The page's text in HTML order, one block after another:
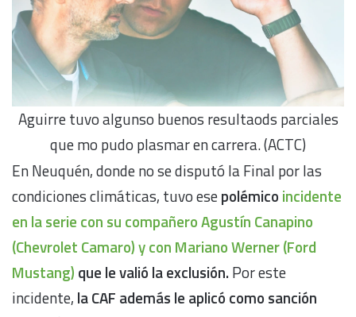
Aguirre tuvo algunso buenos resultaods parciales
que mo pudo plasmar en carrera. (ACTC)
En Neuquén, donde no se disputó la Final por las
condiciones climáticas, tuvo esepolémico incidente
en la serie con su compañero Agustín Canapino
(Chevrolet Camaro) y con Mariano Werner (Ford
Mustang) que le valió la exclusión. Por este
incidente, la CAF además le aplicó como sanción